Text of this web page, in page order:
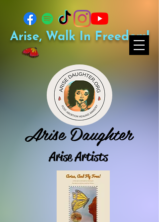
Arise Daughter
Arise Artists
Arise, Walk In Freedom!